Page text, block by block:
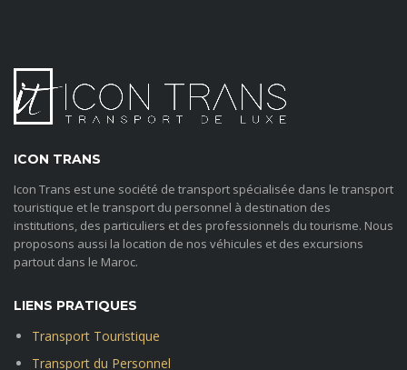
ICON TRANS
Icon Trans est une société de transport spécialisée dans le transport
touristique et le transport du personnel à destination des
institutions, des particuliers et des professionnels du tourisme. Nous
proposons aussi la location de nos véhicules et des excursions
partout dans le Maroc.
LIENS PRATIQUES
Transport Touristique
Transport du Personnel